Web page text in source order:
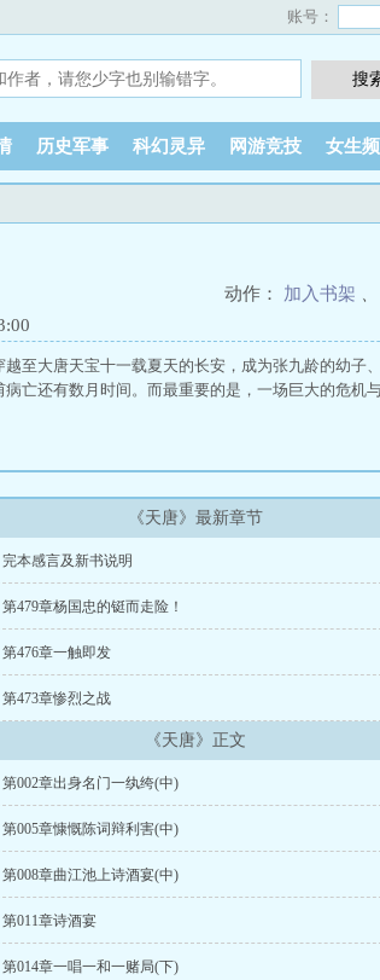
账号：
历史军事 科幻灵异 网游竞技 女生
动作： 加入书架
至大唐天宝十一载夏天的长安，成为张九龄的幼子
亡还有数月时间。而最重要的是，一场巨大的危机
《天唐》最新章节
完本感言及新书说明
第479章杨国忠的铤而走险！
第476章一触即发
第473章惨烈之战
《天唐》正文
第002章出身名门一纨绔(中)
第005章慷慨陈词辩利害(中)
第008章曲江池上诗酒宴(中)
第011章诗酒宴
第014章一唱一和一赌局(下)